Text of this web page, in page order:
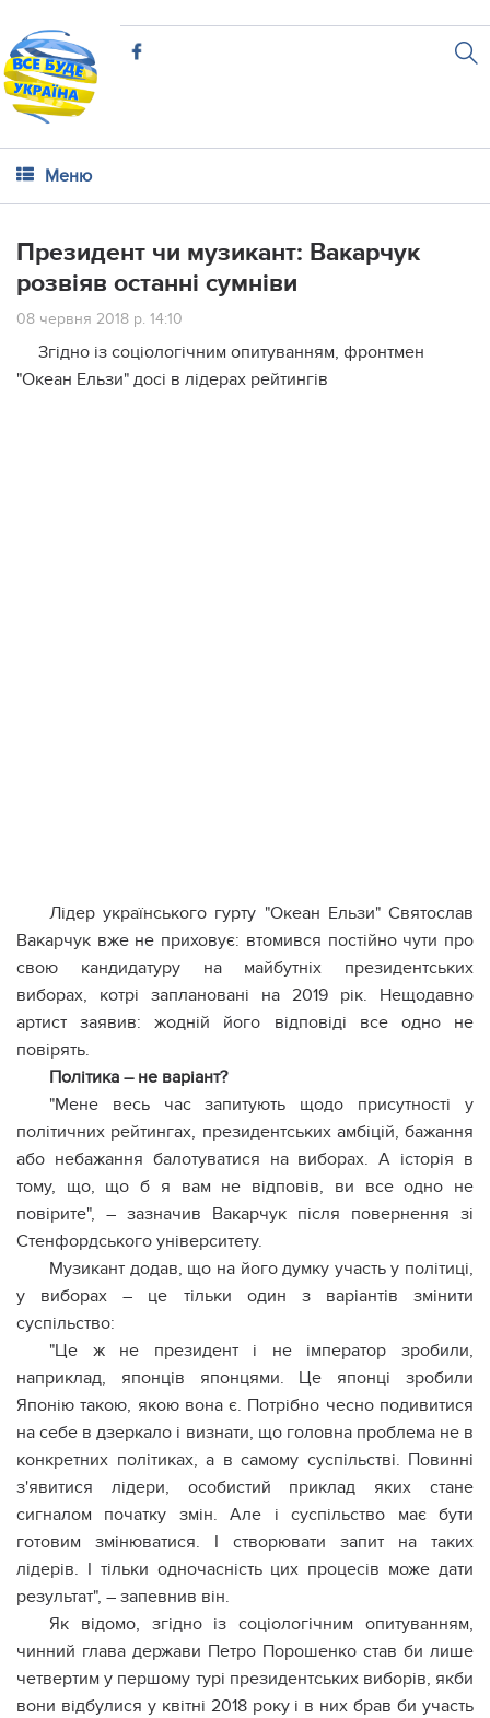
Меню
Президент чи музикант: Вакарчук
розвіяв останні сумніви
08 червня 2018 р. 14:10
Згідно із соціологічним опитуванням, фронтмен
"Океан Ельзи" досі в лідерах рейтингів
Лідер українського гурту "Океан Ельзи" Святослав
Вакарчук вже не приховує: втомився постійно чути про
свою кандидатуру на майбутніх президентських
виборах, котрі заплановані на 2019 рік. Нещодавно
артист заявив: жодній його відповіді все одно не
повірять.
Політика – не варіант?
"Мене весь час запитують щодо присутності у
політичних рейтингах, президентських амбіцій, бажання
або небажання балотуватися на виборах. А історія в
тому, що, що б я вам не відповів, ви все одно не
повірите", – зазначив Вакарчук після повернення зі
Стенфордського університету.
Музикант додав, що на його думку участь у політиці,
у виборах – це тільки один з варіантів змінити
суспільство:
"Це ж не президент і не імператор зробили,
наприклад, японців японцями. Це японці зробили
Японію такою, якою вона є. Потрібно чесно подивитися
на себе в дзеркало і визнати, що головна проблема не в
конкретних політиках, а в самому суспільстві. Повинні
з'явитися лідери, особистий приклад яких стане
сигналом початку змін. Але і суспільство має бути
готовим змінюватися. І створювати запит на таких
лідерів. І тільки одночасність цих процесів може дати
результат", – запевнив він.
Як відомо, згідно із соціологічним опитуванням,
чинний глава держави Петро Порошенко став би лише
четвертим у першому турі президентських виборів, якби
вони відбулися у квітні 2018 року і в них брав би участь